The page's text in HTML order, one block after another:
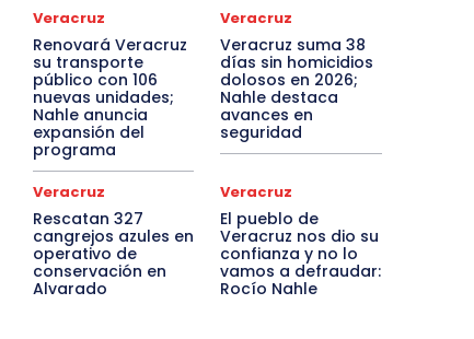
Veracruz
Renovará Veracruz
su transporte
público con 106
nuevas unidades;
Nahle anuncia
expansión del
programa
Veracruz
Veracruz suma 38
días sin homicidios
dolosos en 2026;
Nahle destaca
avances en
seguridad
Veracruz
Rescatan 327
cangrejos azules en
operativo de
conservación en
Alvarado
Veracruz
El pueblo de
Veracruz nos dio su
confianza y no lo
vamos a defraudar:
Rocío Nahle